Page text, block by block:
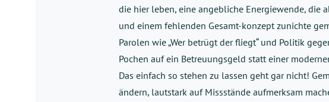
die hier leben, eine angebliche Energiewende, die
und einem fehlenden Gesamt-konzept zunichte
Parolen wie „Wer betrügt der fliegt“ und Politik
Pochen auf ein Betreuungsgeld statt einer
Das einfach so stehen zu lassen geht gar nicht!
ändern, lautstark auf Missstände aufmerksam